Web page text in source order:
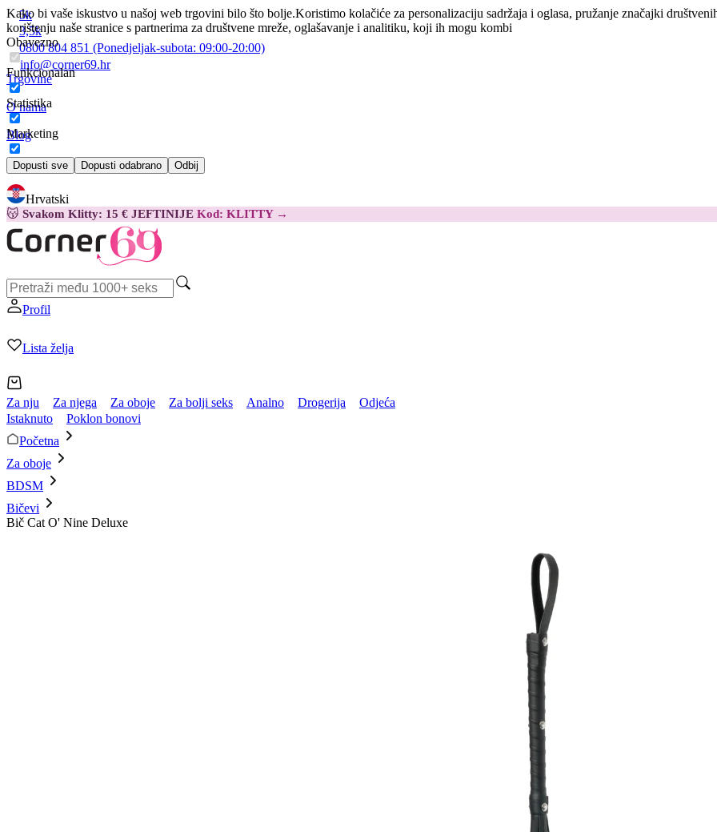
Kako bi vaše iskustvo u našoj web trgovini bilo što bolje.Koristimo kolačiće za personalizaciju sadržaja i oglasa, pružanje značajki
korištenju naše stranice s partnerima za društvene mreže, oglašavanje i analitiku, koji ih mogu kombi
Obavezno
Funkcionalan
Statistika
Marketing
Dopusti sve Dopusti odabrano Odbij
5k
3,5k
0800 804 851 (Ponedjeljak-subota: 09:00-20:00)
info@corner69.hr
Trgovine
O nama
Blog
Kontakt
Hrvatski
😽 Svakom Klitty: 15 € JEFTINIJE Kod: KLITTY →
Profil
Lista želja
Za nju Za njega Za oboje Za bolji seks Analno Drogerija
Odjeća
Istaknuto
Poklon bonovi
Početna
Za oboje
BDSM
Bičevi
Bič Cat O' Nine Deluxe